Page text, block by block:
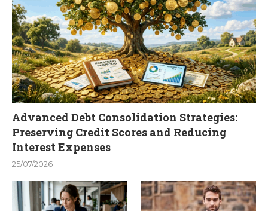
Advanced Debt Consolidation Strategies:
Preserving Credit Scores and Reducing
Interest Expenses
25/07/2026